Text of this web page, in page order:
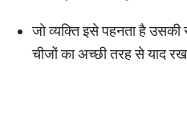
जो व्यक्ति इसे पहनता है
चीजों का अच्छी तरह से याद रख